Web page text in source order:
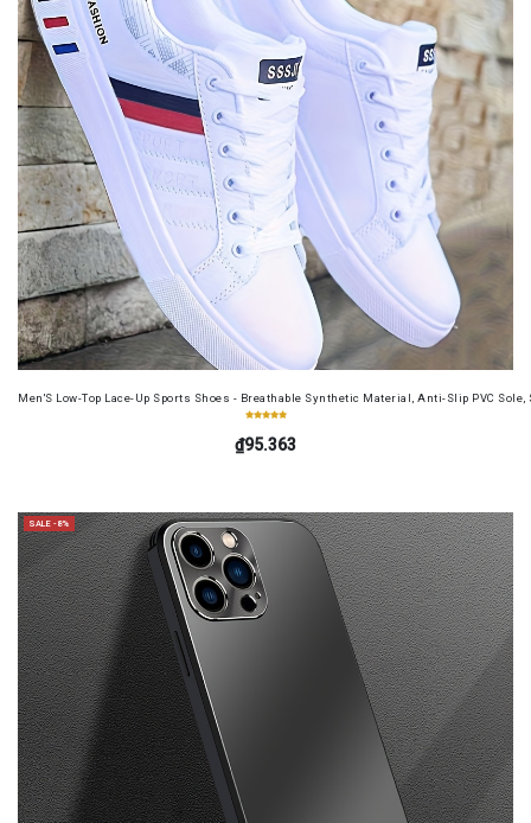
Men'S Low-Top Lace-Up Sports Shoes - Breathable Synthetic Material, Anti-Slip PVC
₫95.363
SALE -8%